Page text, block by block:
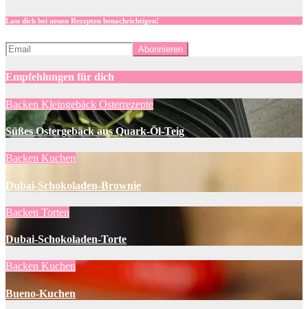
Lass dich bei neuen Rezepten benachrichtigen!
Empfehlungen für dich
Backen Kleingebäck Osterrezepte
Süßes Ostergebäck aus Quark-Öl-Teig
Backen Kuchen
Dubai-Schokoladen-Brownie
Backen Torten
Dubai-Schokoladen-Torte
Backen Kuchen
Bueno-Kuchen